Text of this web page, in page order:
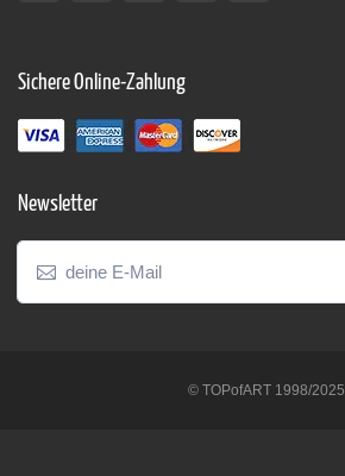
Sichere Online-Zahlung
Newsletter
© TOPofART 1998/2025